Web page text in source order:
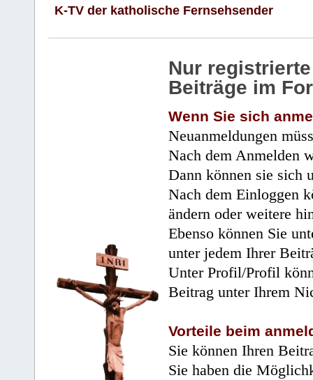
K-TV der katholische Fernsehsender
Nur
Beiträge im
Wenn Sie sich
Neuanmeldungen
Nach dem Anmelden
Dann können sie sich
Nach dem Einloggen
ändern oder weitere
Ebenso können Sie
unter jedem Ihrer
Unter Profil/Profil
Beitrag unter Ihrem
Vorteile beim
Sie können Ihren
Sie haben die